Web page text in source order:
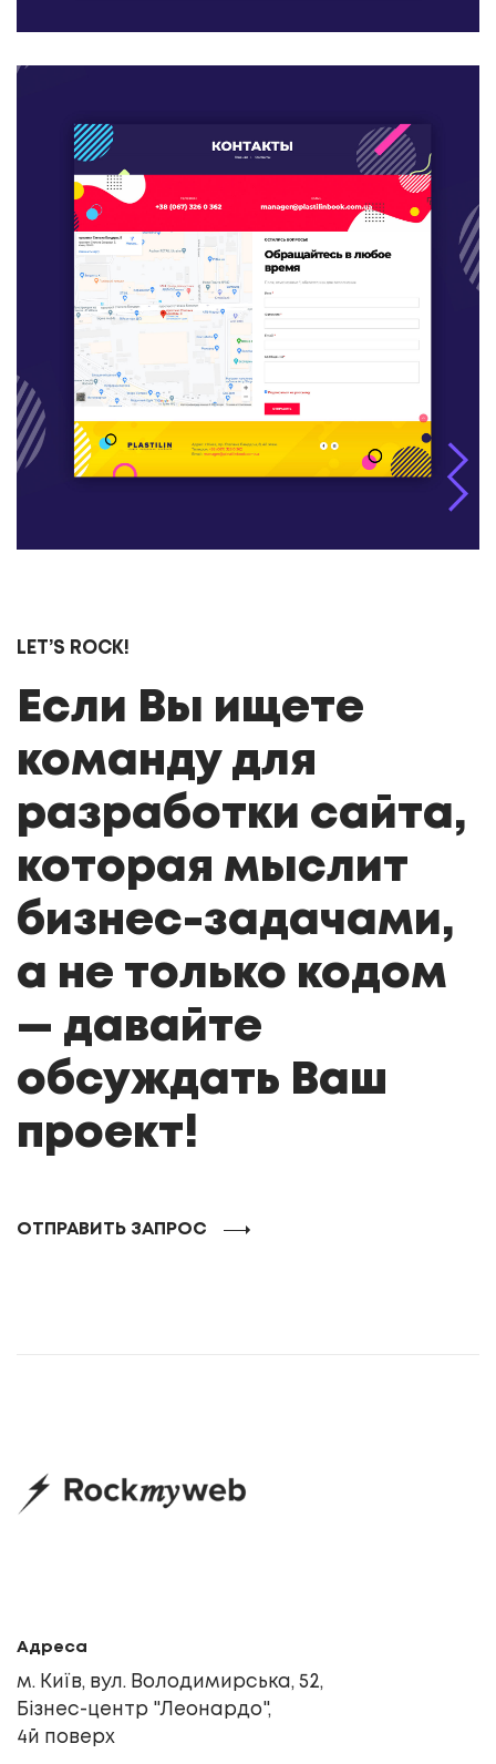
LET’S ROCK!
Если Вы ищете
команду для
разработки сайта,
которая мыслит
бизнес-задачами,
а не только кодом
— давайте
обсуждать Ваш
проект!
ОТПРАВИТЬ ЗАПРОС
Адреса
м. Київ, вул. Володимирська, 52,
Бізнес-центр "Леонардо",
4й поверх